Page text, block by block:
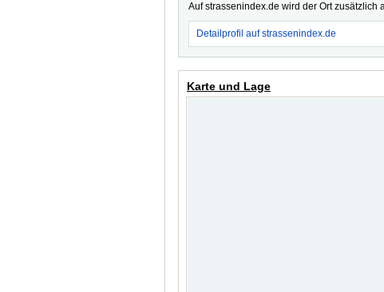
Auf strassenindex.de wird der Ort
Detailprofil auf strassenindex.de
Karte und Lage